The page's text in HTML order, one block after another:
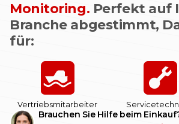
Monitoring. Perfekt auf
Branche abgestimmt,
für:
Vertriebsmitarbeiter
Brauchen Sie Hilfe beim